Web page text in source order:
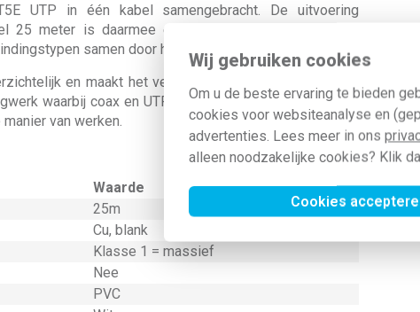
Wij gebruiken cookies
Om u de beste ervaring te bieden
cookies voor websiteanalyse en
advertenties. Lees meer in ons
alleen noodzakelijke cookies? Klik
Cookies
UTP in één kabel samengebracht. De uitvoering
25 meter is daarmee een compacte oplossing voor
samen door hetzelfde traject moeten lopen.
en maakt het verwerken van losse kabels een
waarbij coax en UTP naast elkaar worden gebruikt,
van werken.
Waarde
25m
Cu, blank
Klasse 1 = massief
Nee
PVC